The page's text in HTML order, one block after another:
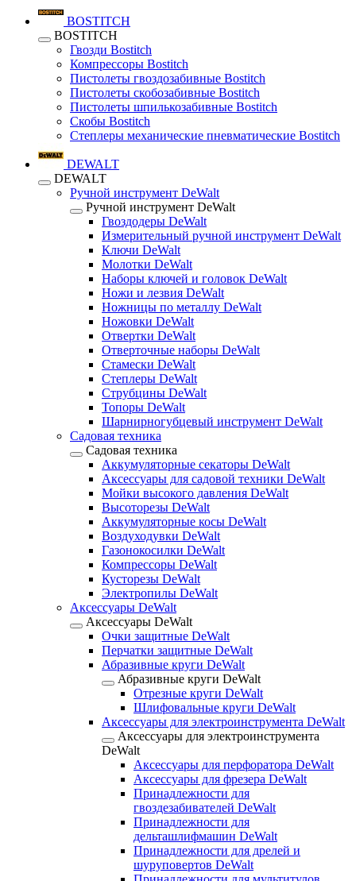
BOSTITCH
BOSTITCH
Гвозди Bostitch
Компрессоры Bostitch
Пистолеты гвоздозабивные Bostitch
Пистолеты скобозабивные Bostitch
Пистолеты шпилькозабивные Bostitch
Скобы Bostitch
Степлеры механические пневматические Bostitch
DEWALT
DEWALT
Ручной инструмент DeWalt
Ручной инструмент DeWalt
Гвоздодеры DeWalt
Измерительный ручной инструмент DeWalt
Ключи DeWalt
Молотки DeWalt
Наборы ключей и головок DeWalt
Ножи и лезвия DeWalt
Ножницы по металлу DeWalt
Ножовки DeWalt
Отвертки DeWalt
Отверточные наборы DeWalt
Стамески DeWalt
Степлеры DeWalt
Струбцины DeWalt
Топоры DeWalt
Шарнирногубцевый инструмент DeWalt
Садовая техника
Садовая техника
Аккумуляторные секаторы DeWalt
Аксессуары для садовой техники DeWalt
Мойки высокого давления DeWalt
Высоторезы DeWalt
Аккумуляторные косы DeWalt
Воздуходувки DeWalt
Газонокосилки DeWalt
Компрессоры DeWalt
Кусторезы DeWalt
Электропилы DeWalt
Аксессуары DeWalt
Аксессуары DeWalt
Очки защитные DeWalt
Перчатки защитные DeWalt
Абразивные круги DeWalt
Абразивные круги DeWalt
Отрезные круги DeWalt
Шлифовальные круги DeWalt
Аксессуары для электроинструмента DeWalt
Аксессуары для электроинструмента
DeWalt
Аксессуары для перфоратора DeWalt
Аксессуары для фрезера DeWalt
Принадлежности для
гвоздезабивателей DeWalt
Принадлежности для
дельташлифмашин DeWalt
Принадлежности для дрелей и
шуруповертов DeWalt